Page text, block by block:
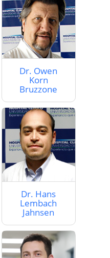
Dr. Owen
Korn
Bruzzone
Dr. Hans
Lembach
Jahnsen